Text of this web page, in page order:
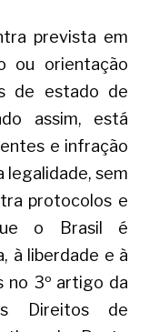
prevista em
ou orientação
de estado de
assim, está
e infração
legalidade, sem
protocolos e
o Brasil é
à liberdade e à
no 3º artigo da
Direitos de